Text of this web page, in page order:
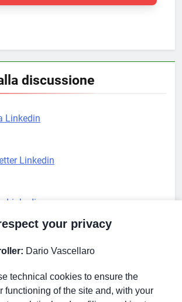
discussione
Linkedin
Linkedin
Linkedin
Facebook
your privacy
Dario Vascellaro
technical cookies to ensure the
functioning of the site and, with your